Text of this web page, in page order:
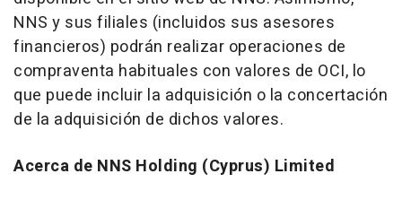
NNS y sus filiales (incluidos sus asesores
financieros) podrán realizar operaciones de
compraventa habituales con valores de OCI, lo
que puede incluir la adquisición o la concertación
de la adquisición de dichos valores.
Acerca de NNS Holding (Cyprus) Limited